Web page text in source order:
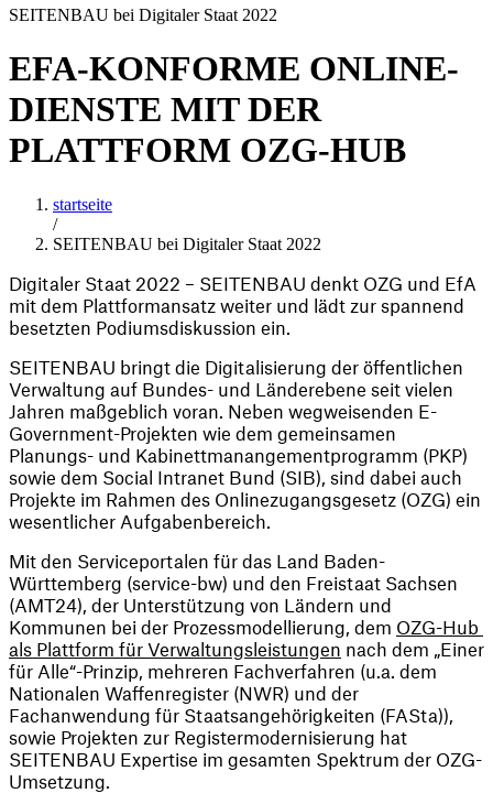
SEITENBAU bei Digitaler Staat 2022
EFA-KONFORME ONLINE-
DIENSTE MIT DER
PLATTFORM OZG-HUB
startseite
/
SEITENBAU bei Digitaler Staat 2022
Digitaler Staat 2022 – SEITENBAU denkt OZG und EfA
mit dem Plattformansatz weiter und lädt zur spannend
besetzten Podiumsdiskussion ein.
SEITENBAU bringt die Digitalisierung der öffentlichen
Verwaltung auf Bundes- und Länderebene seit vielen
Jahren maßgeblich voran. Neben wegweisenden E-
Government-Projekten wie dem gemeinsamen
Planungs- und Kabinettmanangementprogramm (PKP)
sowie dem Social Intranet Bund (SIB), sind dabei auch
Projekte im Rahmen des Onlinezugangsgesetz (OZG) ein
wesentlicher Aufgabenbereich.
Mit den Serviceportalen für das Land Baden-
Württemberg (service-bw) und den Freistaat Sachsen
(AMT24), der Unterstützung von Ländern und
Kommunen bei der Prozessmodellierung, dem OZG-Hub
als Plattform für Verwaltungsleistungen nach dem „Einer
für Alle“-Prinzip, mehreren Fachverfahren (u.a. dem
Nationalen Waffenregister (NWR) und der
Fachanwendung für Staatsangehörigkeiten (FASta)),
sowie Projekten zur Registermodernisierung hat
SEITENBAU Expertise im gesamten Spektrum der OZG-
Umsetzung.